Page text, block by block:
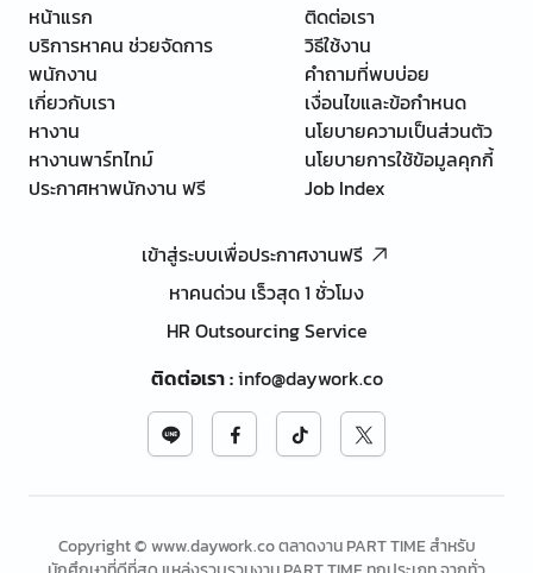
หน้าแรก
บริการหาคน ช่วยจัดการ
พนักงาน
เกี่ยวกับเรา
หางาน
หางานพาร์ทไทม์
ประกาศหาพนักงาน ฟรี
ติดต่อเรา
วิธีใช้งาน
คำถามที่พบบ่อย
เงื่อนไขและข้อกำหนด
นโยบายความเป็นส่วนตัว
นโยบายการใช้ข้อมูลคุกกี้
Job Index
เข้าสู่ระบบเพื่อประกาศงานฟรี
หาคนด่วน เร็วสุด 1 ชั่วโมง
HR Outsourcing Service
ติดต่อเรา:info@daywork.co
Copyright © www.daywork.co ตลาดงาน PART TIME สำหรับ